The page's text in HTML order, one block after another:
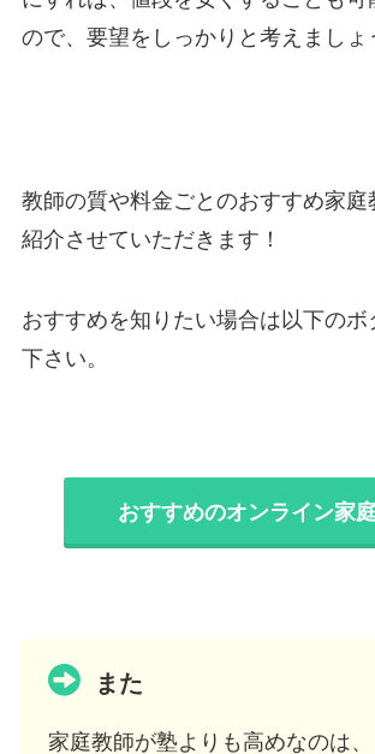
ので、要望をしっかりと考えましょ
教師の質や料金ごとのおすすめ家庭
紹介させていただきます！
おすすめを知りたい場合は以下のボ
下さい。
おすすめのオンライン家
また
家庭教師が塾よりも高めなのは